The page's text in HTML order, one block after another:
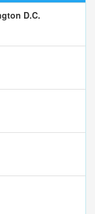
D.C.